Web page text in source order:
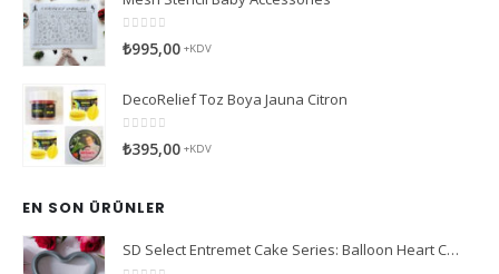
Hamilworth Çiçek Teli 26g Beyaz
05 üzerinden
₺295,00
Mesh Stencil Baby Accessories
05 üzerinden
₺995,00
DecoRelief Toz Boya Jauna Citron
05 üzerinden
₺395,00